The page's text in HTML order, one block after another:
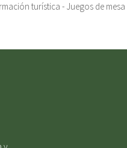
turística - Juegos de mesa